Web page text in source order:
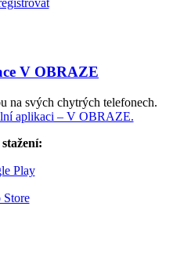
na svých chytrých telefonech.
aplikaci – V OBRAZE.